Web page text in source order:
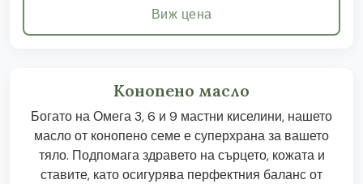
Виж цена
Конопено масло
Богато на Омега 3, 6 и 9 мастни киселини, нашето
масло от конопено семе е суперхрана за вашето
тяло. Подпомага здравето на сърцето, кожата и
ставите, като осигурява перфектния баланс от